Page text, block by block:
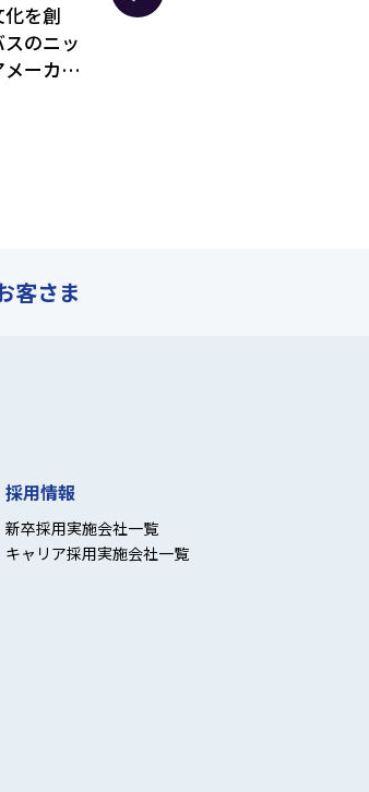
化を創
のニッ
ーカ
“本当に使えるAI”で製造
客さま
採用情報
新卒採用実施会社一覧
キャリア採用実施会社一覧